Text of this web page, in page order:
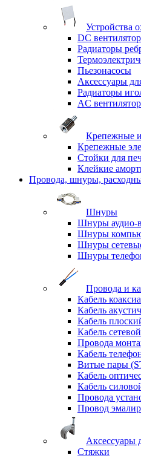
Устройства
DC
Радиаторы
Пьезонасосы
Аксессуары
Радиаторы
AC
Крепежные
Крепежные
Стойки для
Клейкие
Провода, шнуры,
Шнуры
Шнуры аудио-
Шнуры
Шнуры
Шнуры
Провода и
Кабель
Кабель
Кабель
Кабель сетевой
Провода
Кабель
Витые пары
Кабель
Кабель
Провода
Провод
Аксессуары
Стяжки